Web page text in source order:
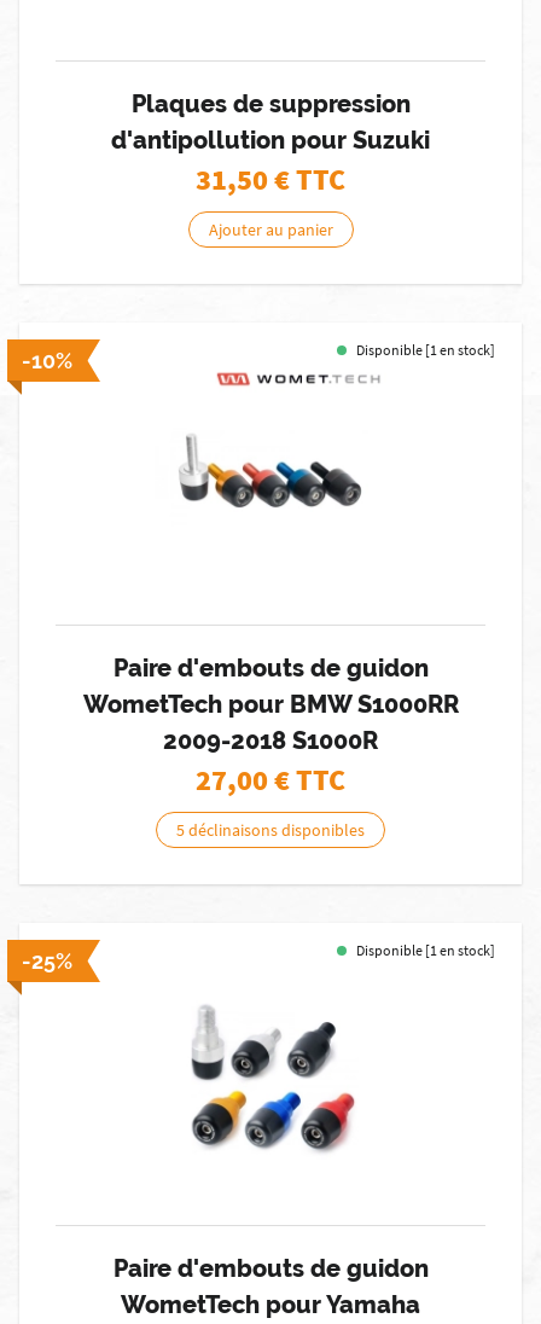
Plaques de suppression
d'antipollution pour Suzuki
31,50€ TTC
Ajouter au panier
-10% Disponible [1 en stock]
Paire d'embouts de guidon
WometTech pour BMW S1000RR
2009-2018 S1000R
27,00€ TTC
5 déclinaisons disponibles
-25% Disponible [1 en stock]
Paire d'embouts de guidon
WometTech pour Yamaha